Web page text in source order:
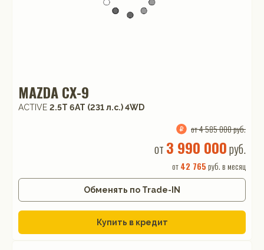
MAZDA CX-9
ACTIVE 2.5T 6АТ (231 л.с.) 4WD
от 4 585 000 руб.
от 3 990 000руб.
от42 765 руб. в месяц
Обменять по Trade-IN
Купить в кредит